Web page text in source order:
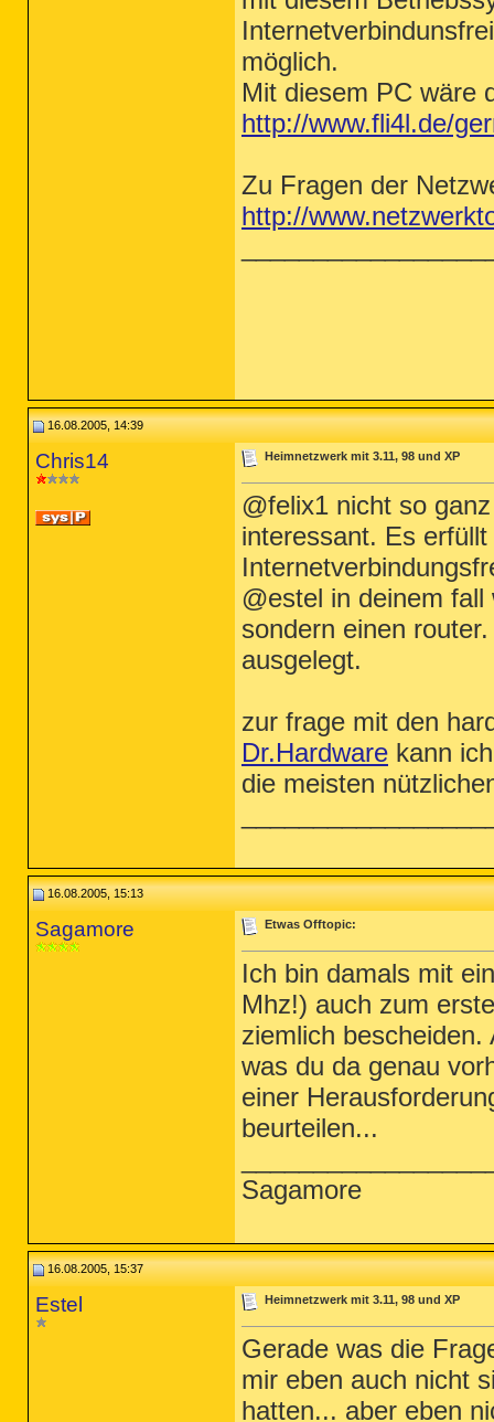
möglich.
Mit diesem PC wäre
http://www.fli4l.de/
Zu Fragen der
http://
16.08.2005, 14:39
Chris14 Heimnetzwerk mit 3.11, 98 und XP
@felix1 nicht so
interessant. Es
@estel in deinem
sondern einen
ausgelegt.
zur frage mit den
Dr.Hardware kann
die meisten
16.08.2005, 15:13
Sagamore Etwas Offtopic:
Ich bin damals mit
Mhz!) auch zum
ziemlich
was du da genau
einer
beurteilen...
Sagamore
16.08.2005, 15:37
Estel Heimnetzwerk mit 3.11, 98 und XP
Gerade was die
mir eben auch nicht
hatten... aber eben